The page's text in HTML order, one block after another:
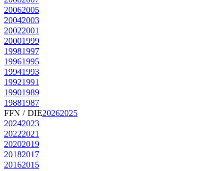
20062005
20042003
20022001
20001999
19981997
19961995
19941993
19921991
19901989
19881987
FFN / DIE20262025
20242023
20222021
20202019
20182017
20162015